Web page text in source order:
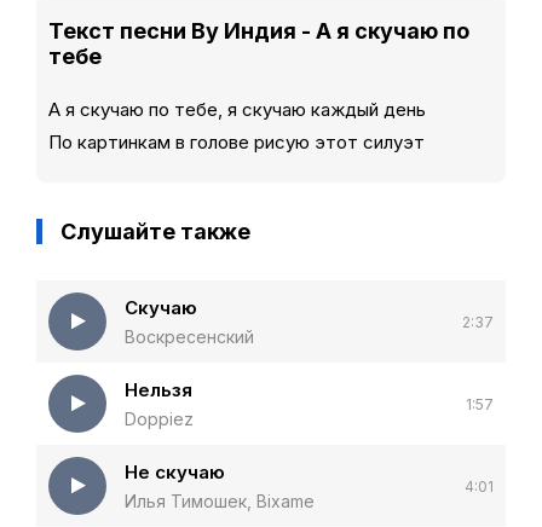
Текст песни By Индия - А я скучаю по
тебе
А я скучаю по тебе, я скучаю каждый день
По картинкам в голове рисую этот силуэт
Слушайте также
Скучаю
Воскресенский
2:37
Нельзя
Doppiez
1:57
Не скучаю
Илья Тимошек, Bixame
4:01